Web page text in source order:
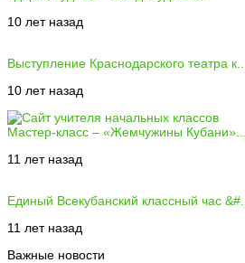
10 лет назад
Выступление Краснодарского театра к...
10 лет назад
Мастер-класс – «Жемчужины Кубани»...
11 лет назад
Единый Всекубанский классный час &#...
11 лет назад
Важные новости